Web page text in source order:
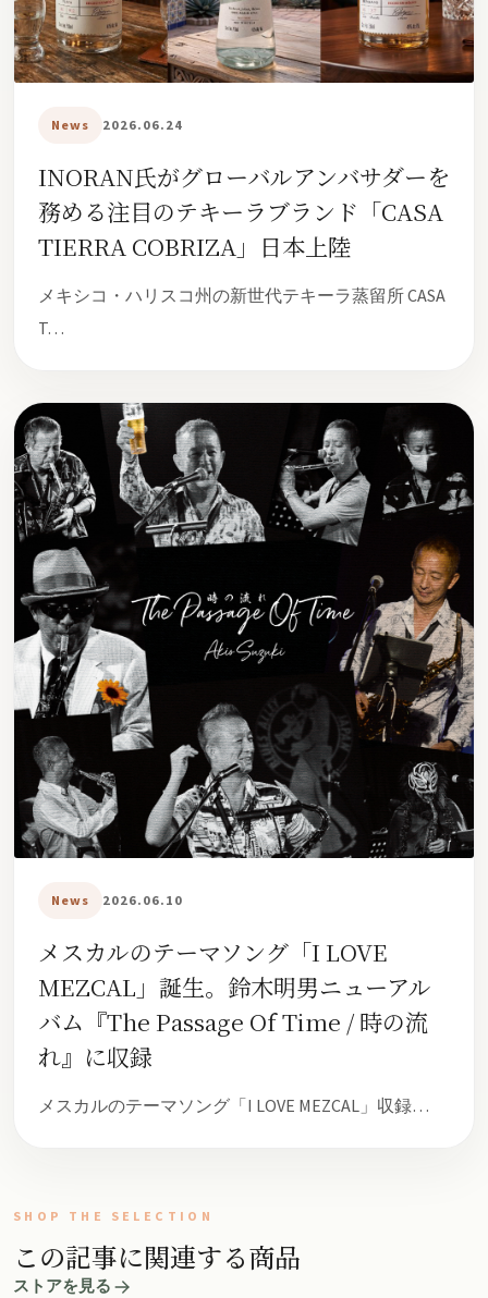
News 2026.06.24
INORAN氏がグローバルアンバサダーを
務める注目のテキーラブランド「CASA
TIERRA COBRIZA」日本上陸
メキシコ・ハリスコ州の新世代テキーラ蒸留所 CASA
T…
News 2026.06.10
メスカルのテーマソング「I LOVE
MEZCAL」誕生。鈴木明男ニューアル
バム『The Passage Of Time / 時の流
れ』に収録
メスカルのテーマソング「I LOVE MEZCAL」収録…
SHOP THE SELECTION
この記事に関連する商品
ストアを見る